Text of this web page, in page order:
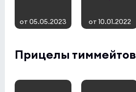
от 05.05.2023 от 10.01.2022
Прицелы тиммейтов